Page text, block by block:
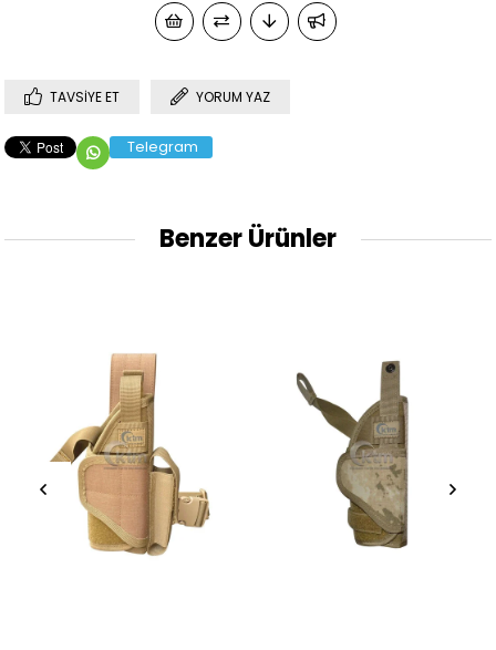
TAVSIYE ET YORUM YAZ
Telegram
Benzer Ürünler